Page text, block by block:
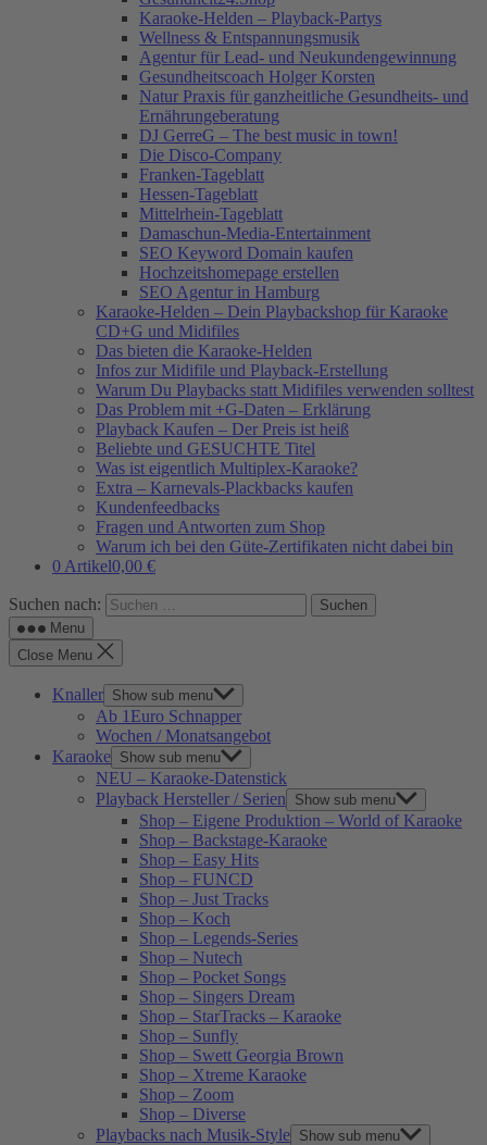
Karaoke-Helden – Playback-Partys
Wellness & Entspannungsmusik
Agentur für Lead- und Neukundengewinnung
Gesundheitscoach Holger Korsten
Natur Praxis für ganzheitliche Gesundheits- und
Ernährungeberatung
DJ GerreG – The best music in town!
Die Disco-Company
Franken-Tageblatt
Hessen-Tageblatt
Mittelrhein-Tageblatt
Damaschun-Media-Entertainment
SEO Keyword Domain kaufen
Hochzeitshomepage erstellen
SEO Agentur in Hamburg
Karaoke-Helden – Dein Playbackshop für Karaoke
CD+G und Midifiles
Das bieten die Karaoke-Helden
Infos zur Midifile und Playback-Erstellung
Warum Du Playbacks statt Midifiles verwenden solltest
Das Problem mit +G-Daten – Erklärung
Playback Kaufen – Der Preis ist heiß
Beliebte und GESUCHTE Titel
Was ist eigentlich Multiplex-Karaoke?
Extra – Karnevals-Plackbacks kaufen
Kundenfeedbacks
Fragen und Antworten zum Shop
Warum ich bei den Güte-Zertifikaten nicht dabei bin
0 Artikel0,00 €
Suchen nach:
Menu
Close Menu
Knaller Show sub menu
Ab 1Euro Schnapper
Wochen / Monatsangebot
Karaoke Show sub menu
NEU – Karaoke-Datenstick
Playback Hersteller / Serien
Show sub menu
Shop – Eigene Produktion – World of Karaoke
Shop – Backstage-Karaoke
Shop – Easy Hits
Shop – FUNCD
Shop – Just Tracks
Shop – Koch
Shop – Legends-Series
Shop – Nutech
Shop – Pocket Songs
Shop – Singers Dream
Shop – StarTracks – Karaoke
Shop – Sunfly
Shop – Swett Georgia Brown
Shop – Xtreme Karaoke
Shop – Zoom
Shop – Diverse
Playbacks nach Musik-Style Show sub menu